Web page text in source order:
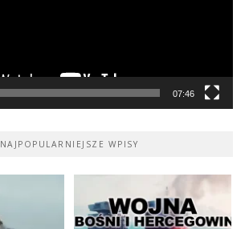
07:46
NAJPOPULARNIEJSZE WPISY